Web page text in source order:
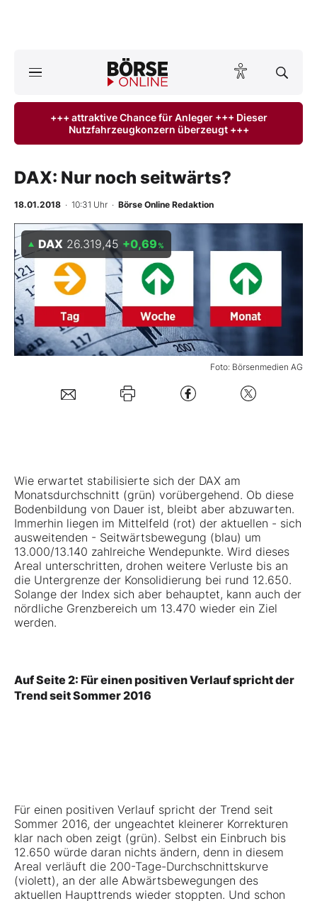
ktuelle Ausgabe BÖRSE ONLINE lesen
Finanz-Check
Abo & Shop
BO-Musterdepots
Experten
Mein B:O
Mein Konto
Kontakt
+++ attraktive Chance für Anleger +++ Dieser
Nutzfahrzeugkonzern überzeugt +++
DAX: Nur noch seitwärts?
18.01.2018 · 10:31 Uhr · Börse Online Redaktion
Foto: Börsenmedien AG
DAX 26.319,45 +0,69 %
Wie erwartet stabilisierte sich der DAX am
Monatsdurchschnitt (grün) vorübergehend. Ob diese
Bodenbildung von Dauer ist, bleibt aber abzuwarten.
Immerhin liegen im Mittelfeld (rot) der aktuellen - sich
ausweitenden - Seitwärtsbewegung (blau) um
13.000/13.140 zahlreiche Wendepunkte. Wird dieses
Areal unterschritten, drohen weitere Verluste bis an
die Untergrenze der Konsolidierung bei rund 12.650.
Solange der Index sich aber behauptet, kann auch der
nördliche Grenzbereich um 13.470 wieder ein Ziel
werden.
Auf Seite 2: Für einen positiven Verlauf spricht der
Trend seit Sommer 2016
Für einen positiven Verlauf spricht der Trend seit
Sommer 2016, der ungeachtet kleinerer Korrekturen
klar nach oben zeigt (grün). Selbst ein Einbruch bis
12.650 würde daran nichts ändern, denn in diesem
Areal verläuft die 200-Tage-Durchschnittskurve
(violett), an der alle Abwärtsbewegungen des
aktuellen Haupttrends wieder stoppten. Und schon